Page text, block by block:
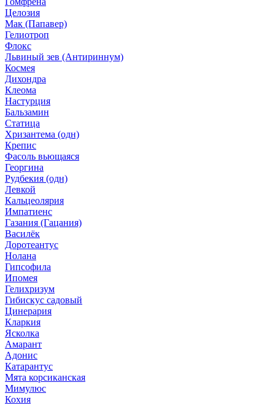
Целозия
Мак (Папавер)
Гелиотроп
Флокс
Львиный зев (Антириннум)
Космея
Дихондра
Клеома
Настурция
Бальзамин
Статица
Хризантема (одн)
Крепис
Фасоль вьющаяся
Георгина
Рудбекия (одн)
Левкой
Кальцеолярия
Импатиенс
Газания (Гацания)
Василёк
Доротеантус
Нолана
Гипсофила
Ипомея
Гелихризум
Гибискус садовый
Цинерария
Кларкия
Ясколка
Амарант
Адонис
Катарантус
Мята корсиканская
Мимулюс
Кохия